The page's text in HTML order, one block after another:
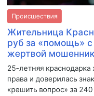
Происшествия
Жительница
руб за «помощь»
жертвой
25-летняя краснодарка
права и доверилась
«решить вопрос» за